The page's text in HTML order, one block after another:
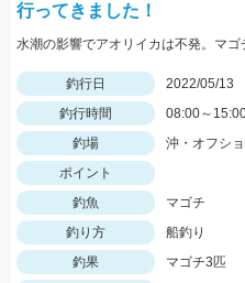
行ってきました！
釣行日
2022/05/13
釣行時間
08:00～
釣場
沖・オフシ
ポイント
釣魚
マゴチ
釣り方
船釣り
釣果
マゴチ3匹